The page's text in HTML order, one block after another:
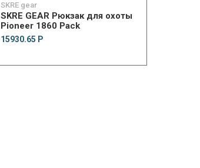
SKRE gear
SKRE GEAR Рюкзак для охоты
Pioneer 1860 Pack
15930.65 Р